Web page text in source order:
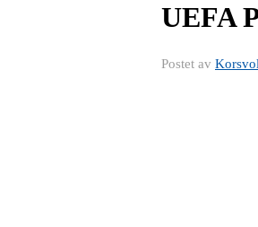
UEFA
Postet av